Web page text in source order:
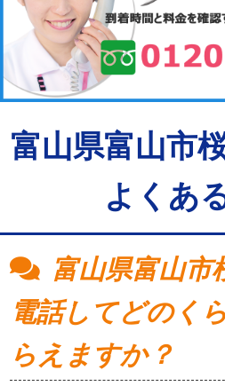
富山県富山市
よくあ
富山県富山市
電話してどのく
らえますか？